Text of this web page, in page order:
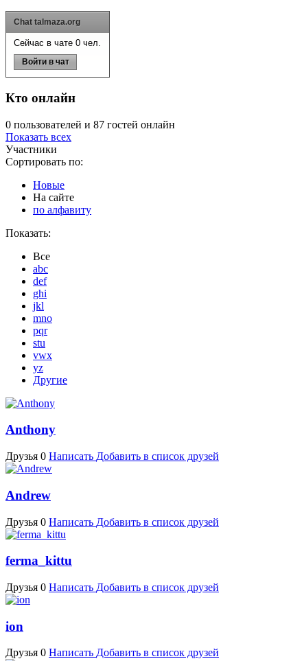
Chat talmaza.org
Сейчас в чате 0 чел.
Войти в чат
Кто онлайн
0 пользователей и 87 гостей онлайн
Показать всех
Участники
Сортировать по:
Новые
На сайте
по алфавиту
Показать:
Все
abc
def
ghi
jkl
mno
pqr
stu
vwx
yz
Другие
Anthony
Друзья 0 Написать Добавить в список друзей
Andrew
Друзья 0 Написать Добавить в список друзей
ferma_kittu
Друзья 0 Написать Добавить в список друзей
ion
Друзья 0 Написать Добавить в список друзей